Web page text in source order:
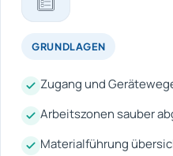
GRUNDLAGEN
Zugang und
Arbeitszonen sauber
Materialführung